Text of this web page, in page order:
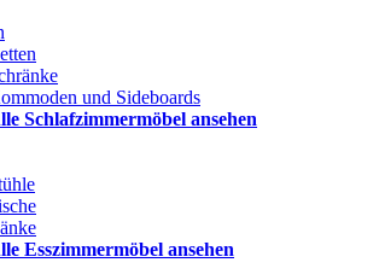
und Sideboards
Schlafzimmermöbel ansehen
Esszimmermöbel ansehen